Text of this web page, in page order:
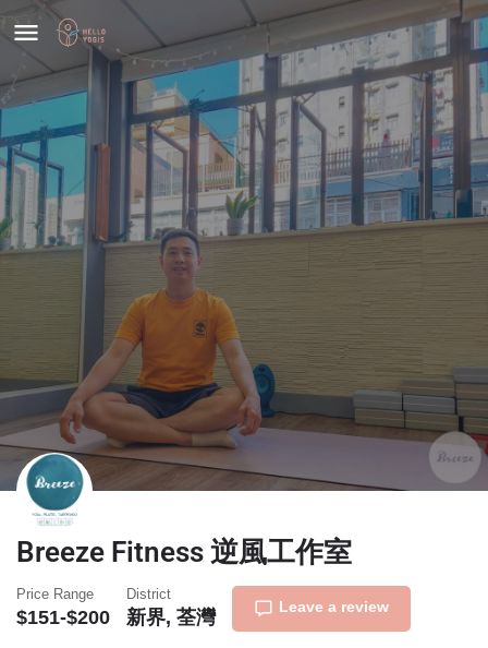
Breeze Fitness 逆風工作室
Price Range
$151-$200
District
新界, 荃灣 Leave a review